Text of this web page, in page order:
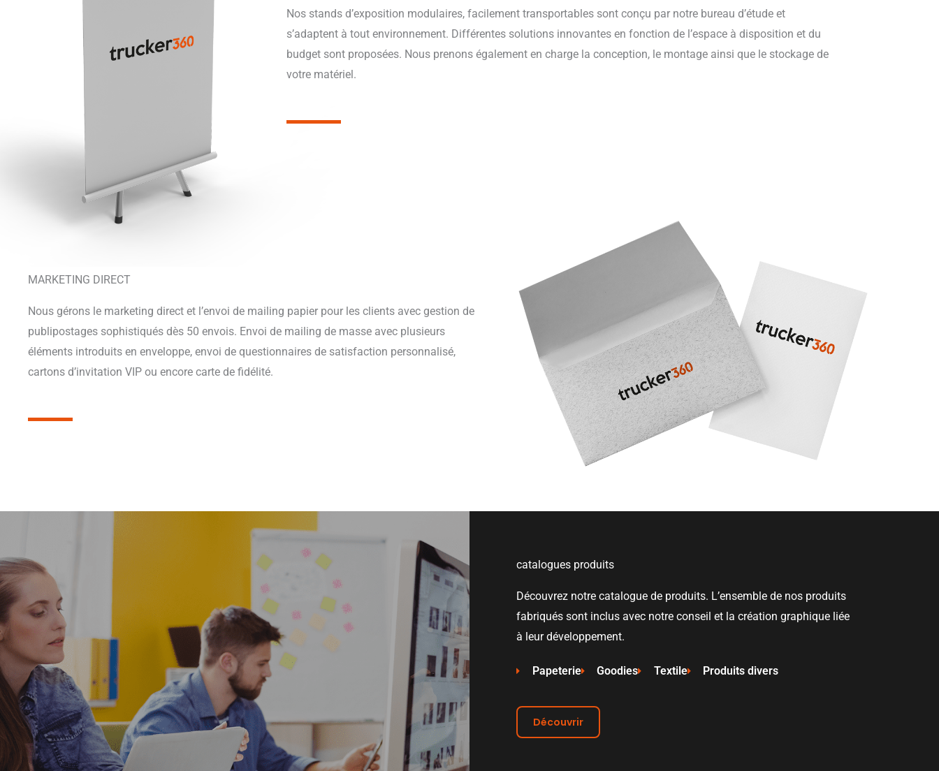
Nos stands d’exposition modulaires, facilement transportables sont conçu par notre bureau d’étude et
s’adaptent à tout environnement. Différentes solutions innovantes en fonction de l’espace à disposition et du
budget sont proposées. Nous prenons également en charge la conception, le montage ainsi que le stockage de
votre matériel.
MARKETING DIRECT
Nous gérons le marketing direct et l’envoi de mailing papier pour les clients avec gestion de
publipostages sophistiqués dès 50 envois. Envoi de mailing de masse avec plusieurs
éléments introduits en enveloppe, envoi de questionnaires de satisfaction personnalisé,
cartons d’invitation VIP ou encore carte de fidélité.
catalogues produits
Découvrez notre catalogue de produits. L’ensemble de nos produits
fabriqués sont inclus avec notre conseil et la création graphique liée
à leur développement.
Papeterie Goodies Textile Produits divers
Découvrir